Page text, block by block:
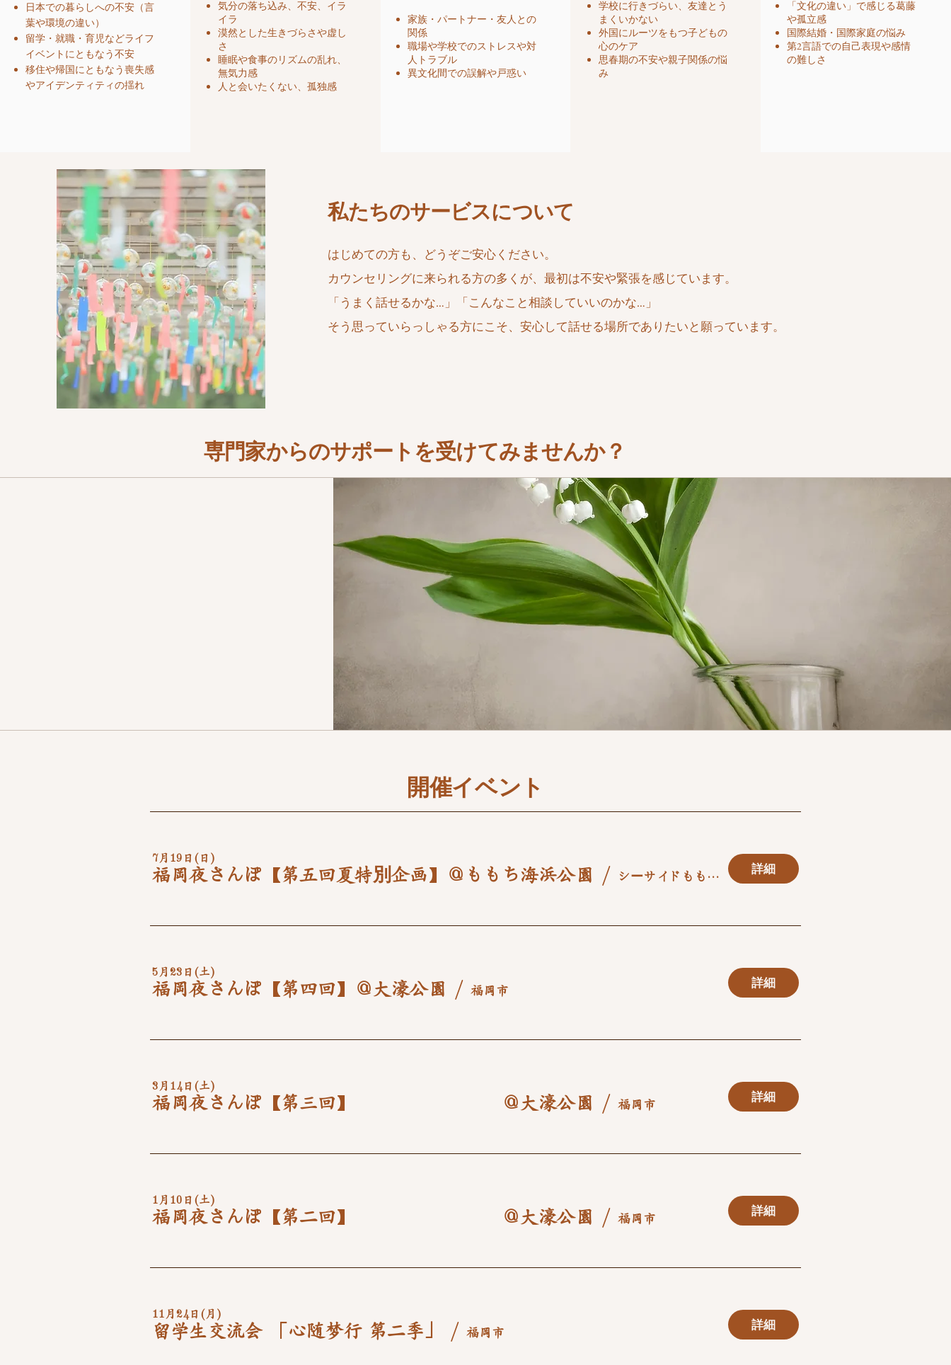
日本での暮らしへの不安（言
葉や環境の違い）
留学・就職・育児などライフ
イベントにともなう不安
移住や帰国にともなう喪失感
やアイデンティティの揺れ
気分の落ち込み、不安、イラ
イラ
漠然とした生きづらさや虚し
さ
睡眠や食事のリズムの乱れ、
無気力感
​人と会いたくない、孤独感
家族・パートナー・友人との
関係
職場や学校でのストレスや対
人トラブル
異文化間での誤解や戸惑い
学校に行きづらい、友達とう
まくいかない
外国にルーツをもつ子どもの
心のケア
思春期の不安や親子関係の悩
み
「文化の違い」で感じる葛藤
や孤立感
国際結婚・国際家庭の悩み
第2言語での自己表現や感情
の難しさ
​私たちのサービスについて
はじめての方も、どうぞご安心ください。
カウンセリングに来られる方の多くが、最初は不安や緊張を感じています。
「うまく話せるかな…」「こんなこと相談していいのかな…」
そう思っていらっしゃる方にこそ、安心して話せる場所でありたいと願っています。
専門家からのサポートを受けてみませんか？
​開催イベント
7月19日(日)
福岡夜さんぽ【第五回夏特別企画】＠ももち海浜公園 / シーサイドももち海浜公園 詳細
5月23日(土)
福岡夜さんぽ【第四回】＠大濠公園 / 福岡市 詳細
3月14日(土)
福岡夜さんぽ【第三回】 ＠大濠公園 / 福岡市 詳細
1月10日(土)
福岡夜さんぽ【第二回】 ＠大濠公園 / 福岡市 詳細
11月24日(月)
留学生交流会 「心随梦行 第二季」 / 福岡市 詳細